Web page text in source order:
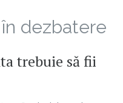
dezbatere
trebuie să fii